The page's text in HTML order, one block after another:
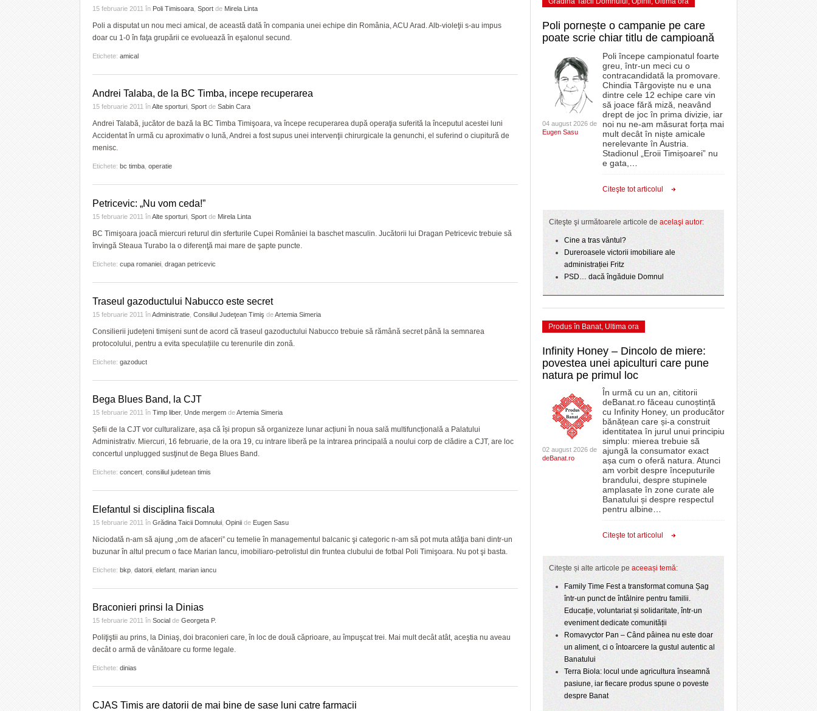
15 februarie 2011 în Poli Timisoara Sport de Mirela Linta
Poli a disputat un nou meci amical, de această dată în compania unei echipe din România, ACU Arad. Alb-violeţii s-au impus
doar cu 1-0 în faţa grupării ce evoluează în eşalonul secund.
Etichete: amical
Andrei Talaba, de la BC Timba, incepe recuperarea
15 februarie 2011 înAlte sporturi Sport de Sabin Cara
Andrei Talabă, jucător de bază la BC Timba Timişoara, va începe recuperarea după operaţia suferită la începutul acestei luni
Accidentat în urmă cu aproximativ o lună, Andrei a fost supus unei intervenţii chirurgicale la genunchi, el suferind o ciupitură de
menisc.
Etichete: bc timba operatie
Petricevic: „Nu vom ceda!”
15 februarie 2011 înAlte sporturi Sport de Mirela Linta
BC Timişoara joacă miercuri returul din sferturile Cupei României la baschet masculin. Jucătorii lui Dragan Petricevic trebuie să
învingă Steaua Turabo la o diferenţă mai mare de şapte puncte.
Etichete: cupa romaniei dragan petricevic
Traseul gazoductului Nabucco este secret
15 februarie 2011 înAdministratie Consiliul Judeţean Timiş deArtemia Simeria
Consilierii județeni timișeni sunt de acord că traseul gazoductului Nabucco trebuie să rămână secret până la semnarea
protocolului, pentru a evita speculațiile cu terenurile din zonă.
Etichete: gazoduct
Bega Blues Band, la CJT
15 februarie 2011 în Timp liber, Unde mergem deArtemia Simeria
Șefii de la CJT vor culturalizare, așa că își propun să organizeze lunar acțiuni în noua sală multifuncțională a Palatului
Administrativ. Miercuri, 16 februarie, de la ora 19, cu intrare liberă pe la intrarea principală a noului corp de clădire a CJT, are loc
concertul unplugged susţinut de Bega Blues Band.
Etichete: concert consiliul judetean timis
Elefantul si disciplina fiscala
15 februarie 2011 în Grădina Taicii Domnului Opinii de Eugen Sasu
Niciodată n-am să ajung „om de afaceri” cu temelie în managementul balcanic şi categoric n-am să pot muta atâţia bani dintr-un
buzunar în altul precum o face Marian Iancu, imobiliaro-petrolistul din fruntea clubului de fotbal Poli Timişoara. Nu pot şi basta.
Etichete: bkp datorii elefant marian iancu
Braconieri prinsi la Dinias
15 februarie 2011 în Social de Georgeta P.
Poliţiştii au prins, la Diniaş, doi braconieri care, în loc de două căprioare, au împuşcat trei. Mai mult decât atât, aceştia nu aveau
decât o armă de vânătoare cu forme legale.
Etichete: dinias
CJAS Timis are datorii de mai bine de sase luni catre farmacii
Poli pornește o campanie pe care
poate scrie chiar titlu de campioană
04 august 2026 de
Eugen Sasu
Poli începe campionatul foarte
greu, într-un meci cu o
contracandidată la promovare.
Chindia Târgoviște nu e una
dintre cele 12 echipe care vin
să joace fără miză, neavând
drept de joc în prima divizie, iar
noi nu ne-am măsurat forța mai
mult decât în niște amicale
nerelevante în Austria.
Stadionul „Eroii Timișoarei” nu
e gata,
Citeşte tot articolul
Citeşte şi următoarele articole de acelaşi autor:
Cine a tras vântul?
Dureroasele victorii imobiliare ale
administrației Fritz
PSD… dacă îngăduie Domnul
Produs în Banat, Ultima ora
Infinity Honey – Dincolo de miere:
povestea unei apiculturi care pune
natura pe primul loc
02 august 2026 de
deBanat.ro
În urmă cu un an, cititorii
deBanat.ro făceau cunoștință
cu Infinity Honey, un producător
bănățean care și-a construit
identitatea în jurul unui principiu
simplu: mierea trebuie să
ajungă la consumator exact
așa cum o oferă natura. Atunci
am vorbit despre începuturile
brandului, despre stupinele
amplasate în zone curate ale
Banatului și despre respectul
pentru albine
Citeşte tot articolul
Citește și alte articole pe aceeași temă:
Family Time Fest a transformat comuna Șag
într-un punct de întâlnire pentru familii.
Educație, voluntariat și solidaritate, într-un
eveniment dedicate comunității
Romavyctor Pan – Când pâinea nu este doar
un aliment, ci o întoarcere la gustul autentic al
Banatului
Terra Biola: locul unde agricultura înseamnă
pasiune, iar fiecare produs spune o poveste
despre Banat